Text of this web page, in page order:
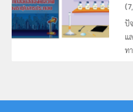
(
ปั
แ
ท